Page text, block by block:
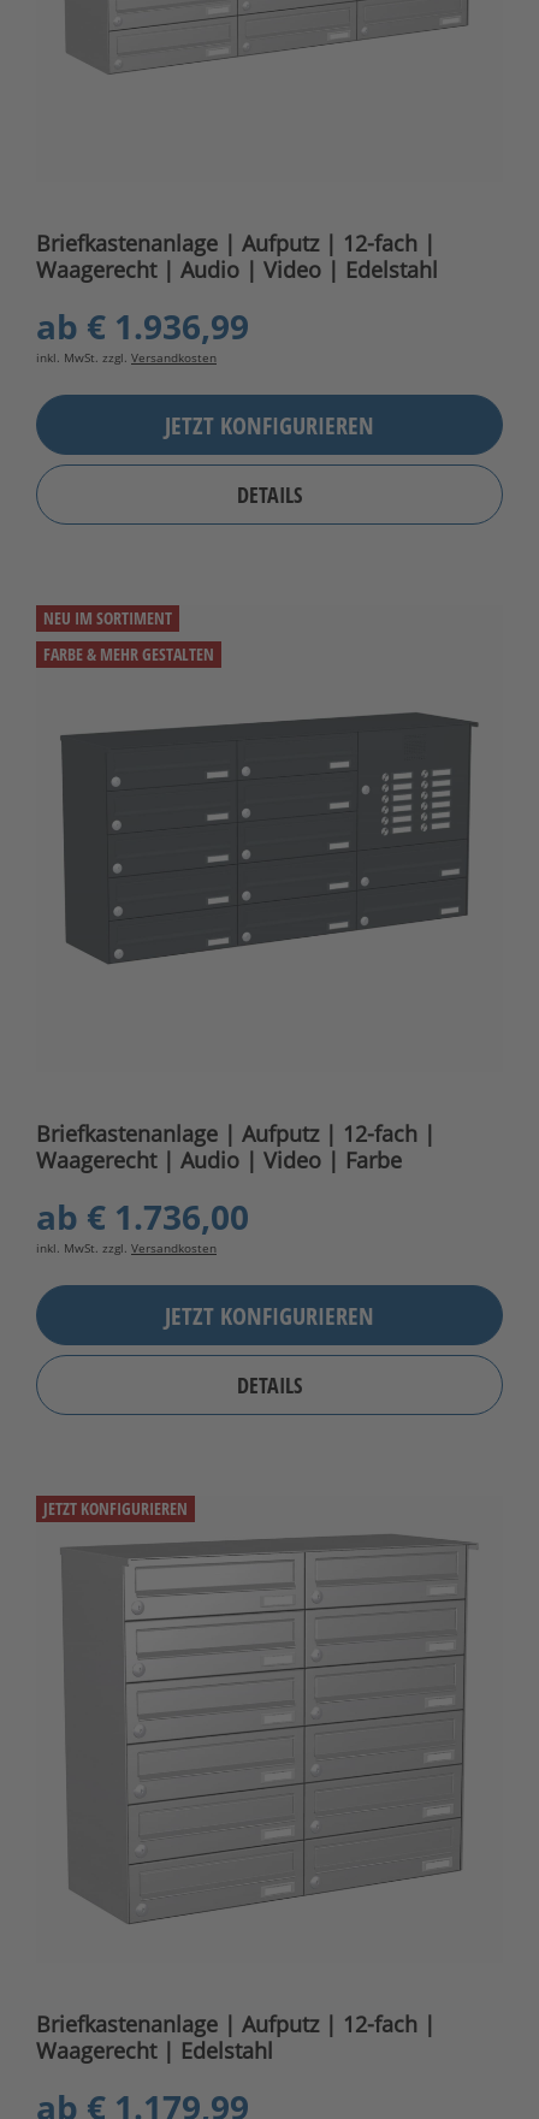
Briefkastenanlage | Aufputz | 12-fach |
Waagerecht | Audio | Video | Edelstahl
ab € 1.936,99
inkl. MwSt. zzgl. Versandkosten
JETZT KONFIGURIEREN
DETAILS
NEU IM SORTIMENT
FARBE & MEHR GESTALTEN
Briefkastenanlage | Aufputz | 12-fach |
Waagerecht | Audio | Video | Farbe
ab € 1.736,00
inkl. MwSt. zzgl. Versandkosten
JETZT KONFIGURIEREN
DETAILS
JETZT KONFIGURIEREN
Briefkastenanlage | Aufputz | 12-fach |
Waagerecht | Edelstahl
ab € 1.179,99